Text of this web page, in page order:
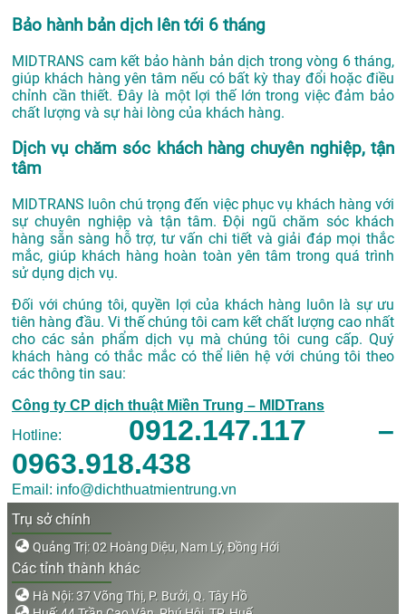
Bảo hành bản dịch lên tới 6 tháng
MIDTRANS cam kết bảo hành bản dịch trong vòng 6 tháng,
giúp khách hàng yên tâm nếu có bất kỳ thay đổi hoặc điều
chỉnh cần thiết. Đây là một lợi thế lớn trong việc đảm bảo
chất lượng và sự hài lòng của khách hàng.
Dịch vụ chăm sóc khách hàng chuyên nghiệp, tận
tâm
MIDTRANS luôn chú trọng đến việc phục vụ khách hàng với
sự chuyên nghiệp và tận tâm. Đội ngũ chăm sóc khách
hàng sẵn sàng hỗ trợ, tư vấn chi tiết và giải đáp mọi thắc
mắc, giúp khách hàng hoàn toàn yên tâm trong quá trình
sử dụng dịch vụ.
Đối với chúng tôi, quyền lợi của khách hàng luôn là sự ưu
tiên hàng đầu. Vi thế chúng tôi cam kết chất lượng cao nhất
cho các sản phẩm dịch vụ mà chúng tôi cung cấp. Quý
khách hàng có thắc mắc có thể liên hệ với chúng tôi theo
các thông tin sau:
Công ty CP dịch thuật Miền Trung – MIDTrans
Hotline: 0912.147.117 –
0963.918.438
Email: info@dichthuatmientrung.vn
Trụ sở chính
Quảng Trị: 02 Hoàng Diệu, Nam Lý, Đồng Hới
Các tỉnh thành khác
Hà Nội: 37 Võng Thị, P. Bưởi, Q. Tây Hồ